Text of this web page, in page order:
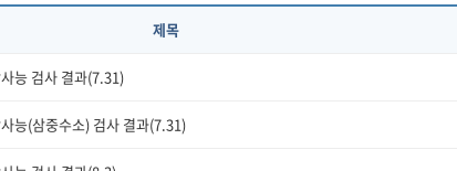
제목
능 검사 결과(7.31)
능(삼중수소) 검사 결과(7.31)